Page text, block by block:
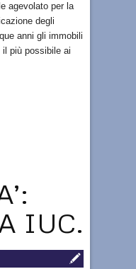
agevolato per la
degli
anni gli immobili
più possibile ai
IUC.